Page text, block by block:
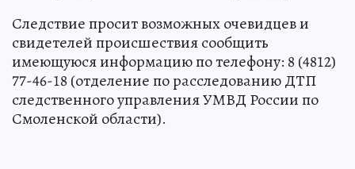
Следствие просит возможных очевидцев и
свидетелей происшествия сообщить
имеющуюся информацию по телефону: 8 (4812)
77-46-18 (отделение по расследованию ДТП
следственного управления УМВД России по
Смоленской области).